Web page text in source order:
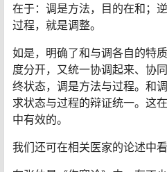
在于：调是方法，目的在和；
过程，就是调整。
如是，明确了和与调各自的特
度分开，又统一协调起来、协
终状态，调是方法与过程。和
求状态与过程的辩证统一。这
中有效的。
我们还可在相关医家的论述中